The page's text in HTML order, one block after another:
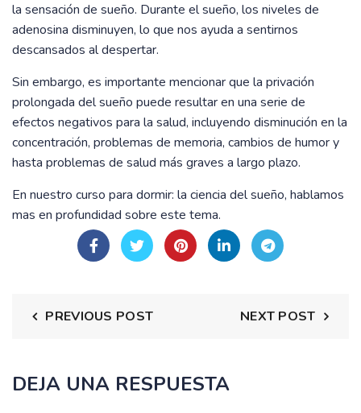
la sensación de sueño. Durante el sueño, los niveles de
adenosina disminuyen, lo que nos ayuda a sentirnos
descansados al despertar.
Sin embargo, es importante mencionar que la privación
prolongada del sueño puede resultar en una serie de
efectos negativos para la salud, incluyendo disminución en la
concentración, problemas de memoria, cambios de humor y
hasta problemas de salud más graves a largo plazo.
En nuestro curso para dormir: la ciencia del sueño, hablamos
mas en profundidad sobre este tema.
PREVIOUS POST NEXT POST
DEJA UNA RESPUESTA